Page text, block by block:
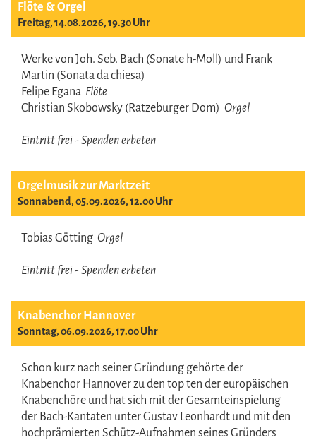
Flöte & Orgel
Freitag, 14.08.2026, 19.30 Uhr
Werke von Joh. Seb. Bach (Sonate h-Moll) und Frank
Martin (Sonata da chiesa)
Felipe Egana Flöte
Christian Skobowsky (Ratzeburger Dom) Orgel
Eintritt frei - Spenden erbeten
Orgelmusik zur Marktzeit
Sonnabend, 05.09.2026, 12.00 Uhr
Tobias Götting Orgel
Eintritt frei - Spenden erbeten
Knabenchor Hannover
Sonntag, 06.09.2026, 17.00 Uhr
Schon kurz nach seiner Gründung gehörte der
Knabenchor Hannover zu den top ten der europäischen
Knabenchöre und hat sich mit der Gesamteinspielung
der Bach-Kantaten unter Gustav Leonhardt und mit den
hochprämierten Schütz-Aufnahmen seines Gründers